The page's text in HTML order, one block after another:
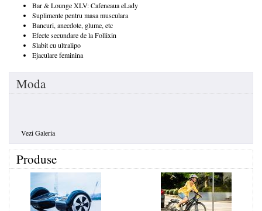
Bar & Lounge XLV: Cafeneaua eLady
Suplimente pentru masa musculara
Bancuri, anecdote, glume, etc
Efecte secundare de la Follixin
Slabit cu ultralipo
Ejaculare feminina
Moda
Vezi Galeria
Produse